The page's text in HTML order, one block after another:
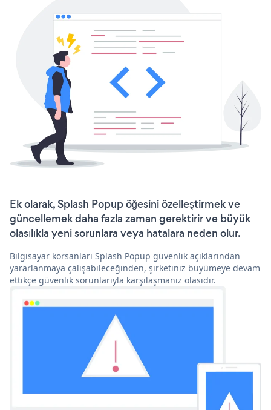
Ek olarak, Splash Popup öğesini özelleştirmek ve
güncellemek daha fazla zaman gerektirir ve büyük
olasılıkla yeni sorunlara veya hatalara neden olur.
Bilgisayar korsanları Splash Popup güvenlik açıklarından
yararlanmaya çalışabileceğinden, şirketiniz büyümeye devam
ettikçe güvenlik sorunlarıyla karşılaşmanız olasıdır.